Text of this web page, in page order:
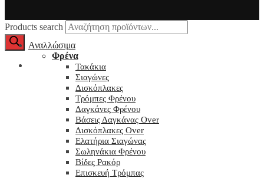
Products search
O λογαριασμός μου
Αναλλώσιμα
Φρένα
Τακάκια
Σιαγώνες
Δισκόπλακες
Τρόμπες Φρένου
Δαγκάνες Φρένου
Βάσεις Δαγκάνας Over
Δισκόπλακες Over
Ελατήρια Σιαγώνας
Σωληνάκια Φρένου
Βίδες Ρακόρ
Επισκευή Τρόμπας